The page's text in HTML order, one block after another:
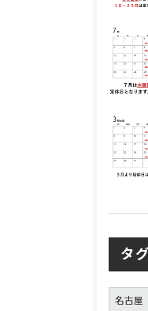
タグ
名古屋